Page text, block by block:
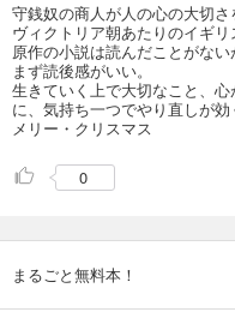
守銭奴の商人が人の心の大切さ
ヴィクトリア朝あたりのイギリ
原作の小説は読んだことがない
まず読後感がいい。
生きていく上で大切なこと、
に、気持ち一つでやり直しが効
メリー・クリスマス
0
まるごと無料本！